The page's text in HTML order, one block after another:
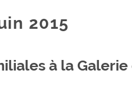
2015
à la